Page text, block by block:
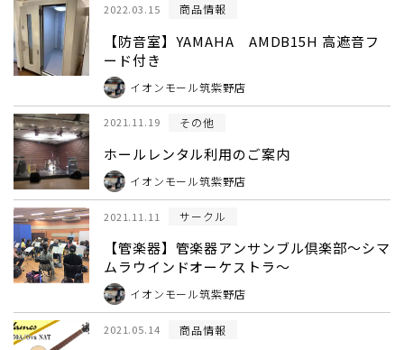
2022.03.15 商品情報
【防音室】YAMAHA AMDB15H 高遮音フ
ード付き
イオンモール筑紫野店
2021.11.19 その他
ホールレンタル利用のご案内
イオンモール筑紫野店
2021.11.11 サークル
【管楽器】管楽器アンサンブル倶楽部～シマ
ムラウインドオーケストラ～
イオンモール筑紫野店
2021.05.14 商品情報